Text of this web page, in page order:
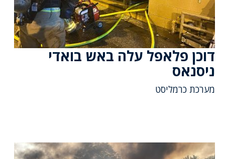
דוכן פלאפל עלה באש בואדי
ניסנאס
מערכת כרמליסט